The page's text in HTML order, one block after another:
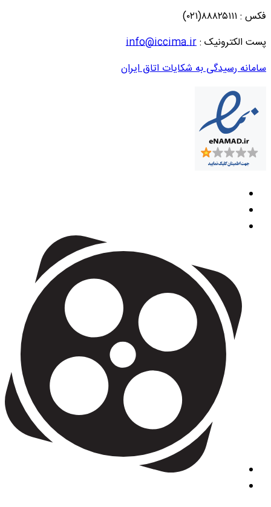
فکس : ۸۸۸۲۵۱۱۱(۰۲۱)
پست الکترونیک :info@iccima.ir
سامانه رسیدگی به شکایات اتاق ایران